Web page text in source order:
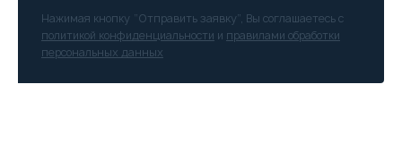
Нажимая кнопку “Отправить заявку”, Вы соглашаетесь с
политикой конфиденциальности и правилами обработки
персональных данных